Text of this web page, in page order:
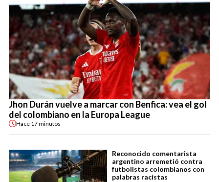
Jhon Durán vuelve a marcar con Benfica: vea el gol
del colombiano en la Europa League
Hace 17 minutos
Reconocido comentarista
argentino arremetió contra
futbolistas colombianos con
palabras racistas